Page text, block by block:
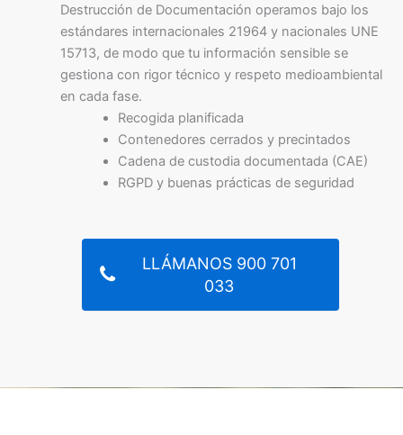
Destrucción de Documentación operamos bajo los
estándares internacionales 21964 y nacionales UNE
15713, de modo que tu información sensible se
gestiona con rigor técnico y respeto medioambiental
en cada fase.
Recogida planificada
Contenedores cerrados y precintados
Cadena de custodia documentada (CAE)
RGPD y buenas prácticas de seguridad
LLÁMANOS 900 701
033